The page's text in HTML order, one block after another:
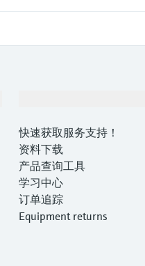
快速获取服务支持！
资料下载
产品查询工具
学习中心
订单追踪
Equipment returns